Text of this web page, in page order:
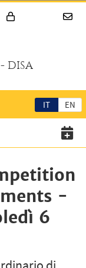
DISA
IT EN
-
6